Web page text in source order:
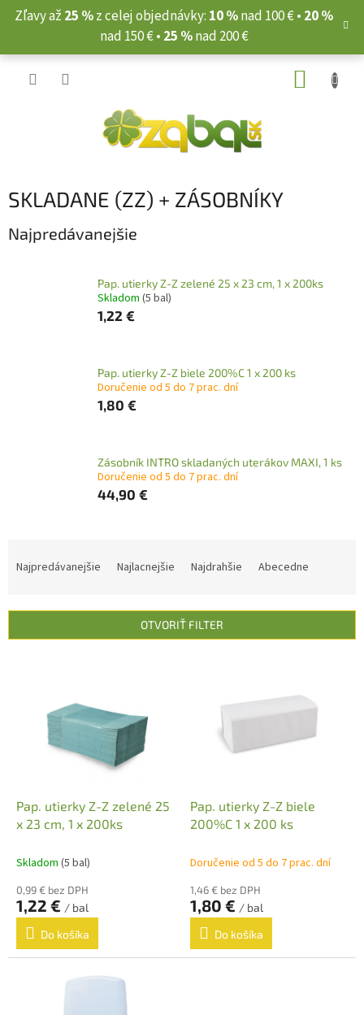
Prejsť
Zľavy až 25 %z celej objednávky: 10 %nad 100 € • 20 %
nad 150 € • 25 %nad 200 €
SKLADANE (ZZ) + ZÁSOBNÍKY
Najpredávanejšie
Pap. utierky Z-Z zelené 25 x 23 cm, 1 x 200ks
Skladom (5 bal)
1,22 €
Pap. utierky Z-Z biele 200%C 1 x 200 ks
Doručenie od 5 do 7 prac. dní
1,80 €
Zásobník INTRO skladaných uterákov MAXI, 1 ks
Doručenie od 5 do 7 prac. dní
44,90 €
i
Najpredávanejšie Najlacnejšie Najdrahšie Abecedne
OTVORIŤ FILTER
Pap. utierky Z-Z zelené 25
x 23 cm, 1 x 200ks
Skladom (5 bal)
0,99 € bez DPH
1,22 € / bal
Do košíka
Pap. utierky Z-Z biele
200%C 1 x 200 ks
Doručenie od 5 do 7 prac. dní
1,46 € bez DPH
1,80 € / bal
Do košíka